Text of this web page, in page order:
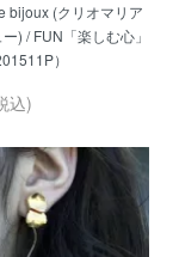
bijoux (クリオマリア
) / FUN「楽しむ心」
込)